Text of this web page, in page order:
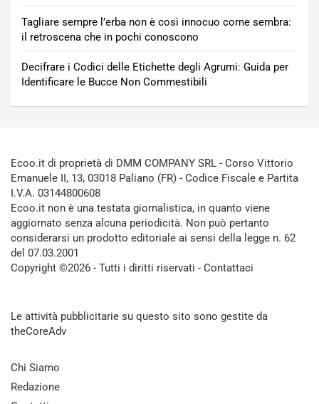
Tagliare sempre l’erba non è così innocuo come sembra:
il retroscena che in pochi conoscono
Decifrare i Codici delle Etichette degli Agrumi: Guida per
Identificare le Bucce Non Commestibili
Ecoo.it di proprietà di DMM COMPANY SRL - Corso Vittorio
Emanuele II, 13, 03018 Paliano (FR) - Codice Fiscale e Partita
I.V.A. 03144800608
Ecoo.it non è una testata giornalistica, in quanto viene
aggiornato senza alcuna periodicità. Non può pertanto
considerarsi un prodotto editoriale ai sensi della legge n. 62
del 07.03.2001
Copyright ©2026 - Tutti i diritti riservati - Contattaci
Le attività pubblicitarie su questo sito sono gestite da
theCoreAdv
Chi Siamo
Redazione